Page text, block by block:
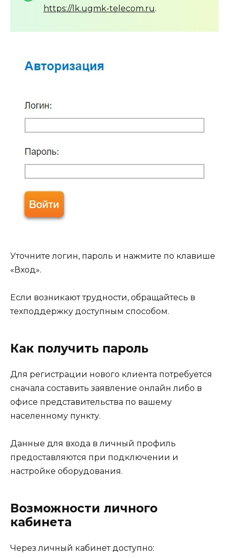
https://lk.ugmk-telecom.ru.
Уточните логин, пароль и нажмите по клавише
«Вход».
Если возникают трудности, обращайтесь в
техподдержку доступным способом.
Как получить пароль
Для регистрации нового клиента потребуется
сначала составить заявление онлайн либо в
офисе представительства по вашему
населенному пункту.
Данные для входа в личный профиль
предоставляются при подключении и
настройке оборудования.
Возможности личного
кабинета
Через личный кабинет доступно: